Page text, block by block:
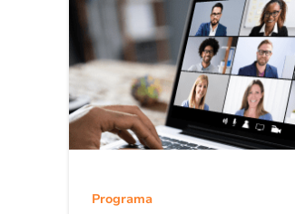
Programa